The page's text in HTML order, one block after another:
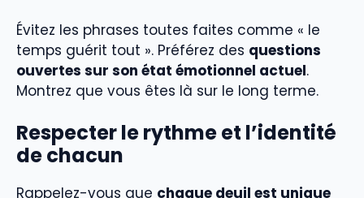
Évitez les phrases toutes faites comme « le
temps guérit tout ». Préférez des questions
ouvertes sur son état émotionnel actuel.
Montrez que vous êtes là sur le long terme.
Respecter le rythme et l’identité
de chacun
Rappelez-vous que chaque deuil est unique